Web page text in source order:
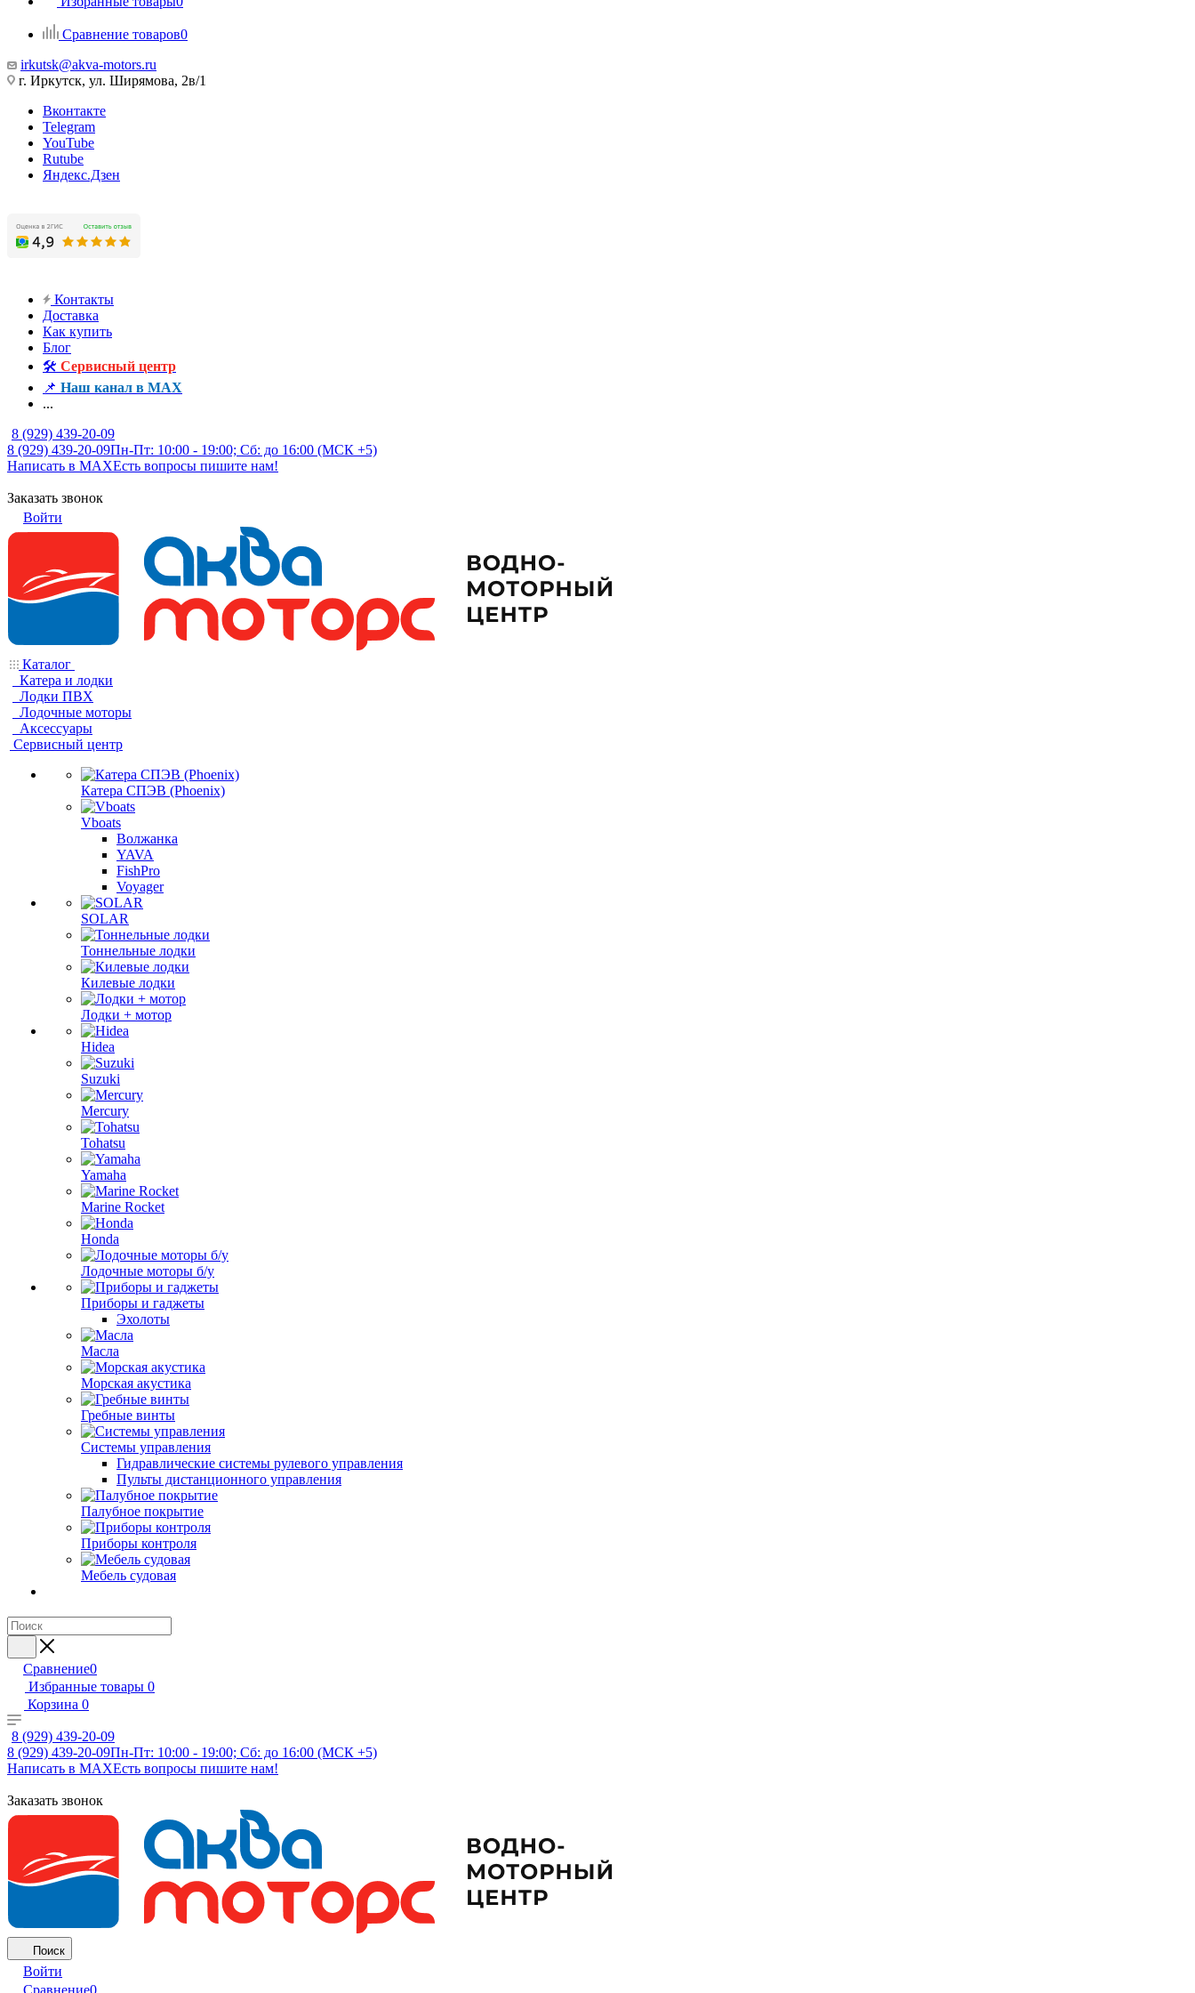
Сравнение товаров0
irkutsk@akva-motors.ru
г. Иркутск, ул. Ширямова, 2в/1
Вконтакте
Telegram
YouTube
Rutube
Яндекс.Дзен
Контакты
Доставка
Как купить
Блог
🛠️ Сервисный центр
📌 Наш канал в MAX
...
8 (929) 439-20-09
8 (929) 439-20-09Пн-Пт: 10:00 - 19:00; Сб: до 16:00 (МСК +5)
Написать в MAXЕсть вопросы пишите нам!
Заказать звонок
Войти
Каталог
Катера и лодки
Лодки ПВХ
Лодочные моторы
Аксессуары
Сервисный центр
Катера СПЭВ (Phoenix)
Vboats
Волжанка
YAVA
FishPro
Voyager
SOLAR
Тоннельные лодки
Килевые лодки
Лодки + мотор
Hidea
Suzuki
Mercury
Tohatsu
Yamaha
Marine Rocket
Honda
Лодочные моторы б/у
Приборы и гаджеты
Эхолоты
Масла
Морская акустика
Гребные винты
Системы управления
Гидравлические системы рулевого управления
Пульты дистанционного управления
Палубное покрытие
Приборы контроля
Мебель судовая
Сравнение0
Избранные товары 0
Корзина 0
8 (929) 439-20-09
8 (929) 439-20-09Пн-Пт: 10:00 - 19:00; Сб: до 16:00 (МСК +5)
Написать в MAXЕсть вопросы пишите нам!
Заказать звонок
Поиск
Войти
Сравнение0